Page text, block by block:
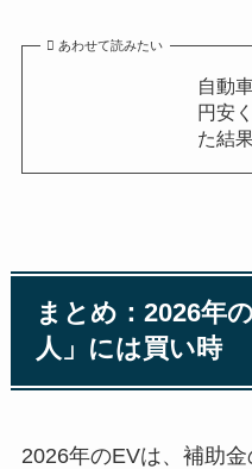
あわせて読みたい
自動
円安
た結
まとめ：2026年
人」には買い時
2026年のEVは、補助